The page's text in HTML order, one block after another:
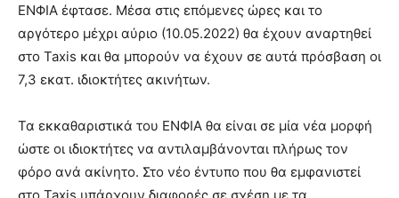
ΕΝΦΙΑ έφτασε. Μέσα στις επόμενες ώρες και το
αργότερο μέχρι αύριο (10.05.2022) θα έχουν αναρτηθεί
στο Taxis και θα μπορούν να έχουν σε αυτά πρόσβαση οι
7,3 εκατ. ιδιοκτήτες ακινήτων.
Τα εκκαθαριστικά του ΕΝΦΙΑ θα είναι σε μία νέα μορφή
ώστε οι ιδιοκτήτες να αντιλαμβάνονται πλήρως τον
φόρο ανά ακίνητο. Στο νέο έντυπο που θα εμφανιστεί